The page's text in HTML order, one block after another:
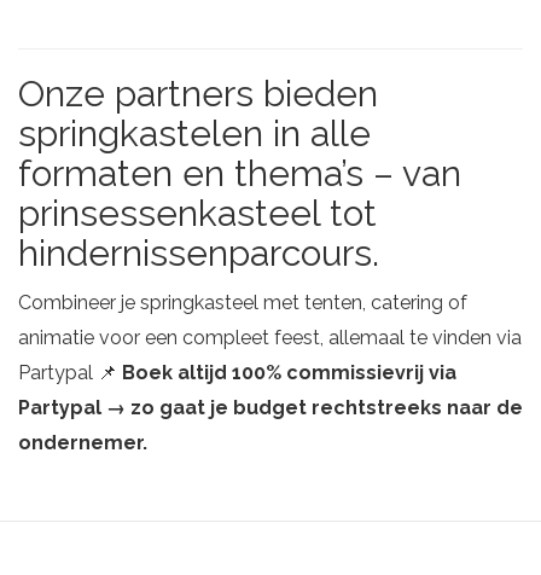
Onze partners bieden
springkastelen in alle
formaten en thema’s – van
prinsessenkasteel tot
hindernissenparcours.
Combineer je springkasteel met tenten, catering of
animatie voor een compleet feest, allemaal te vinden via
Partypal 📌 Boek altijd 100% commissievrij via
Partypal → zo gaat je budget rechtstreeks naar de
ondernemer.